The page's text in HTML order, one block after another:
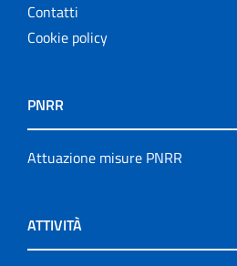
Contatti
Cookie policy
PNRR
Attuazione misure PNRR
ATTIVITÀ